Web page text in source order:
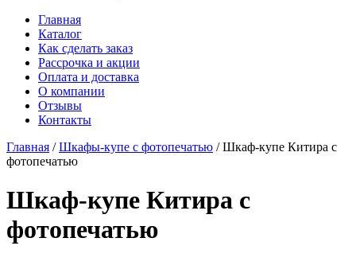
Главная
Каталог
Как сделать заказ
Рассрочка и акции
Оплата и доставка
О компании
Отзывы
Контакты
Главная /Шкафы-купе с фотопечатью / Шкаф-купе Китира с
фотопечатью
Шкаф-купе Китира с
фотопечатью